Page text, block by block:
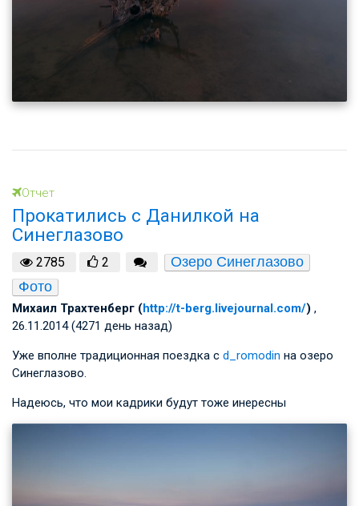
Отчет
Прокатились с Данилкой на
Синеглазово
2785 2
Озеро Синеглазово
Фото
Михаил Трахтенберг (http://t-berg.livejournal.com/) ,
26.11.2014 (4271 день назад)
Уже вполне традиционная поездка с d_romodin на озеро
Синеглазово.
Надеюсь, что мои кадрики будут тоже инересны